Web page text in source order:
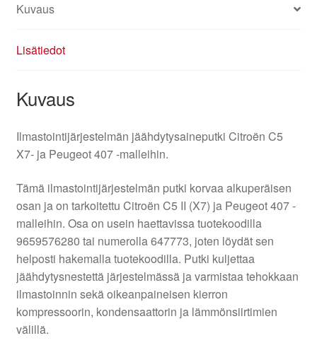
Kuvaus
Lisätiedot
Kuvaus
Ilmastointijärjestelmän jäähdytysaineputki Citroën C5
X7- ja Peugeot 407 -malleihin.
Tämä ilmastointijärjestelmän putki korvaa alkuperäisen
osan ja on tarkoitettu Citroën C5 II (X7) ja Peugeot 407 -
malleihin. Osa on usein haettavissa tuotekoodilla
9659576280 tai numerolla 647773, joten löydät sen
helposti hakemalla tuotekoodilla. Putki kuljettaa
jäähdytysnestettä järjestelmässä ja varmistaa tehokkaan
ilmastoinnin sekä oikeanpaineisen kierron
kompressoorin, kondensaattorin ja lämmönsiirtimien
välillä.